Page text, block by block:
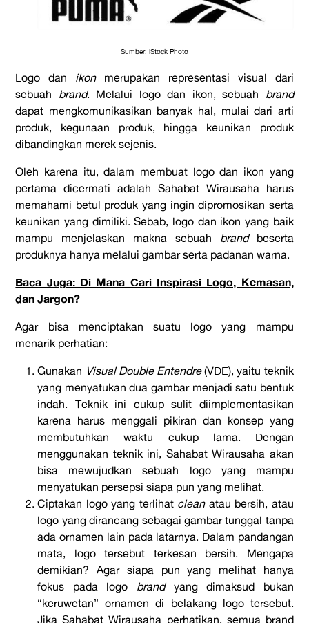
Sumber: iStock Photo
Logo dan ikon merupakan representasi visual dari
sebuah brand. Melalui logo dan ikon, sebuah brand
dapat mengkomunikasikan banyak hal, mulai dari arti
produk, kegunaan produk, hingga keunikan produk
dibandingkan merek sejenis.
Oleh karena itu, dalam membuat logo dan ikon yang
pertama dicermati adalah Sahabat Wirausaha harus
memahami betul produk yang ingin dipromosikan serta
keunikan yang dimiliki. Sebab, logo dan ikon yang baik
mampu menjelaskan makna sebuah brand beserta
produknya hanya melalui gambar serta padanan warna.
Baca Juga: Di Mana Cari Inspirasi Logo, Kemasan,
dan Jargon?
Agar bisa menciptakan suatu logo yang mampu
menarik perhatian:
Gunakan Visual Double Entendre(VDE), yaitu teknik
yang menyatukan dua gambar menjadi satu bentuk
indah. Teknik ini cukup sulit diimplementasikan
karena harus menggali pikiran dan konsep yang
membutuhkan waktu cukup lama. Dengan
menggunakan teknik ini, Sahabat Wirausaha akan
bisa mewujudkan sebuah logo yang mampu
menyatukan persepsi siapa pun yang melihat.
Ciptakan logo yang terlihat cleanatau bersih, atau
logo yang dirancang sebagai gambar tunggal tanpa
ada ornamen lain pada latarnya. Dalam pandangan
mata, logo tersebut terkesan bersih. Mengapa
demikian? Agar siapa pun yang melihat hanya
fokus pada logo brandyang dimaksud bukan
“keruwetan” ornamen di belakang logo tersebut.
Jika Sahabat Wirausaha perhatikan, semua brand